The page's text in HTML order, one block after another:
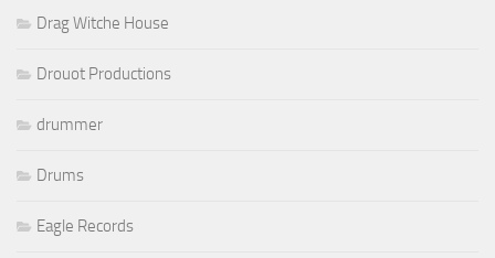
Drag Witche House
Drouot Productions
drummer
Drums
Eagle Records